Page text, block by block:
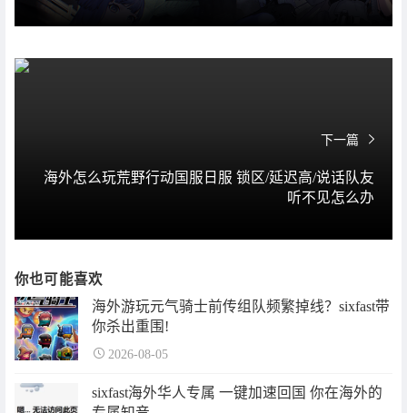
下一篇
海外怎么玩荒野行动国服日服 锁区/延迟高/说话队友
听不见怎么办
你也可能喜欢
海外游玩元气骑士前传组队频繁掉线？sixfast带
你杀出重围!
2026-08-05
sixfast海外华人专属 一键加速回国 你在海外的